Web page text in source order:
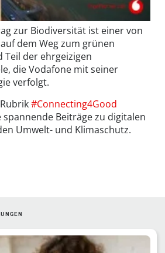
zur Biodiversität ist einer von
dem Weg zum grünen
der ehrgeizigen
die Vodafone mit seiner
verfolgt.
#Connecting4Good
Beiträge zu digitalen
Umwelt- und Klimaschutz.